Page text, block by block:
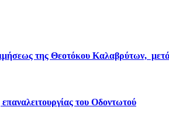
της Θεοτόκου Καλαβρύτων,
του Οδοντωτού